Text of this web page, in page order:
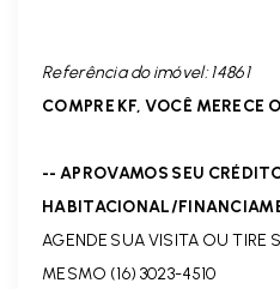
Referência do imóvel: 14861
COMPRE KF, VOCÊ MERECE
-- APROVAMOS SEU
HABITACIONAL/
AGENDE SUA VISITA OU TIRE
MESMO (16) 3023-4510